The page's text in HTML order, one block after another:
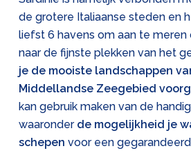
de grotere Italiaanse steden en
liefst 6 havens om aan te
naar de fijnste plekken van het
je de mooiste landschappen
Middellandse Zeegebied
kan gebruik maken van de
waaronder de mogelijkheid je
schepen voor een